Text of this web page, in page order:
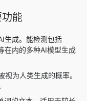
能
生成。能检测包括
在内的多种AI模型生成
视为人类生成的概率。